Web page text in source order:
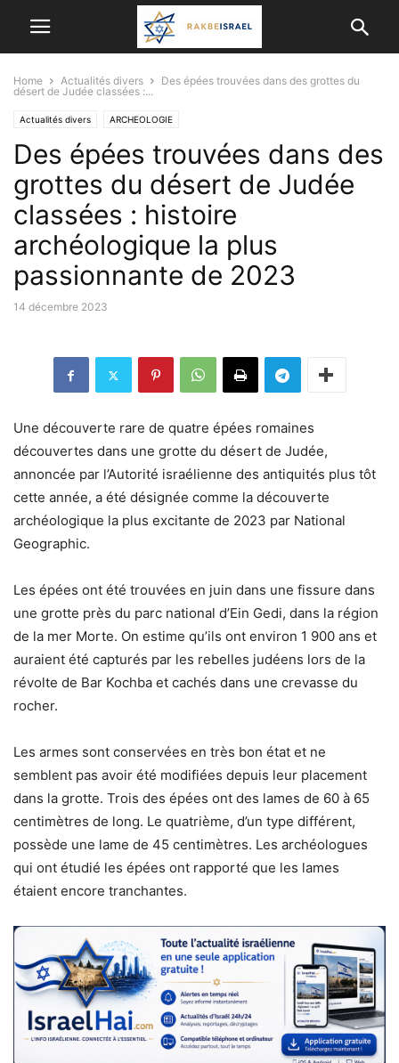
Home Actualités divers
Des épées trouvées dans des grottes du
désert de Judée classées :...
Actualités divers ARCHEOLOGIE
Des épées trouvées dans des
grottes du désert de Judée
classées : histoire
archéologique la plus
passionnante de 2023
14 décembre 2023
Une découverte rare de quatre épées romaines
découvertes dans une grotte du désert de Judée,
annoncée par l’Autorité israélienne des antiquités plus tôt
cette année, a été désignée comme la découverte
archéologique la plus excitante de 2023 par National
Geographic.
Les épées ont été trouvées en juin dans une fissure dans
une grotte près du parc national d’Ein Gedi, dans la région
de la mer Morte. On estime qu’ils ont environ 1 900 ans et
auraient été capturés par les rebelles judéens lors de la
révolte de Bar Kochba et cachés dans une crevasse du
rocher.
Les armes sont conservées en très bon état et ne
semblent pas avoir été modifiées depuis leur placement
dans la grotte. Trois des épées ont des lames de 60 à 65
centimètres de long. Le quatrième, d’un type différent,
possède une lame de 45 centimètres. Les archéologues
qui ont étudié les épées ont rapporté que les lames
étaient encore tranchantes.